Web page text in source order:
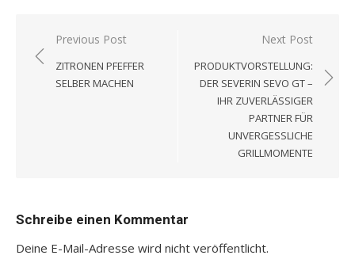
Beitragsnavigation
Previous Post
ZITRONEN PFEFFER
SELBER MACHEN
Next Post
PRODUKTVORSTELLUNG:
DER SEVERIN SEVO GT –
IHR ZUVERLÄSSIGER
PARTNER FÜR
UNVERGESSLICHE
GRILLMOMENTE
Schreibe einen Kommentar
Deine E-Mail-Adresse wird nicht veröffentlicht.